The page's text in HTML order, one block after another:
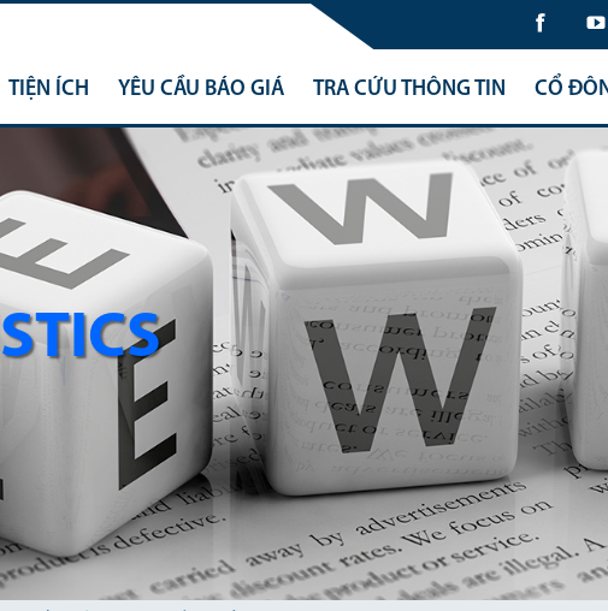
TIỆN ÍCH YÊU CẦU BÁO GIÁ TRA CỨU THÔNG TIN CỔ